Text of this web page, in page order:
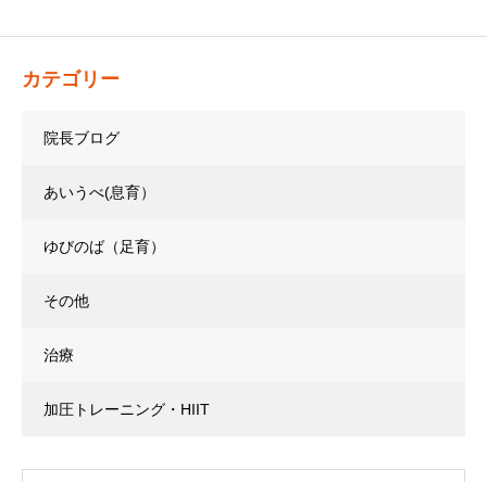
カテゴリー
院長ブログ
あいうべ(息育）
ゆびのば（足育）
その他
治療
加圧トレーニング・HIIT